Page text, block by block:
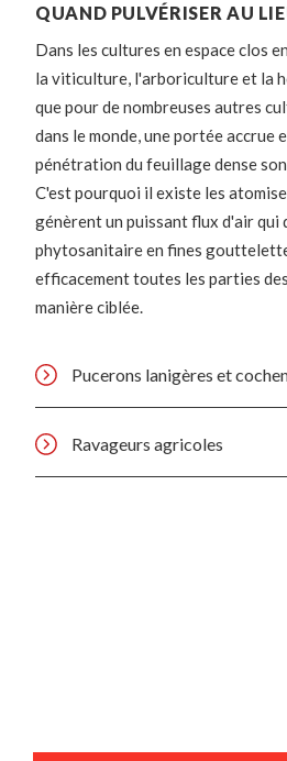
QUAND PULVÉRISER AU
Dans les cultures en espace clos
la viticulture, l'arboriculture et la
que pour de nombreuses autres
dans le monde, une portée accrue
pénétration du feuillage dense
C'est pourquoi il existe les
génèrent un puissant flux d'air qui
phytosanitaire en fines
efficacement toutes les parties
manière ciblée.
Pucerons lanigères et
Ravageurs agricoles